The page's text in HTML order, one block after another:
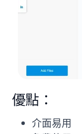
優點：
介面易用